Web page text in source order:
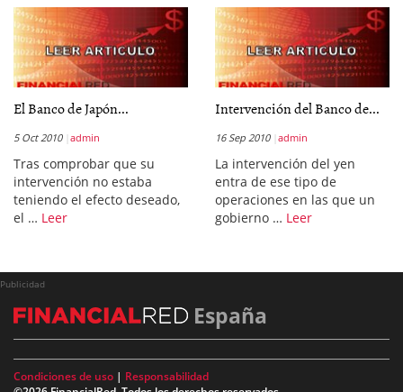
El Banco de Japón...
5 Oct 2010 admin
Tras comprobar que su
intervención no estaba
teniendo el efecto deseado,
el … Leer
Intervención del Banco de...
16 Sep 2010 admin
La intervención del yen
entra de ese tipo de
operaciones en las que un
gobierno … Leer
Publicidad
España
Condiciones de uso | Responsabilidad